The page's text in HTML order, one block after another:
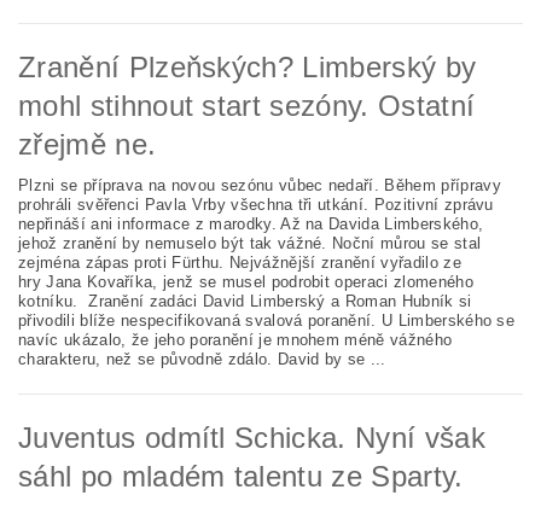
Zranění Plzeňských? Limberský by
mohl stihnout start sezóny. Ostatní
zřejmě ne.
Plzni se příprava na novou sezónu vůbec nedaří. Během přípravy
prohráli svěřenci Pavla Vrby všechna tři utkání. Pozitivní zprávu
nepřináší ani informace z marodky. Až na Davida Limberského,
jehož zranění by nemuselo být tak vážné. Noční můrou se stal
zejména zápas proti Fürthu. Nejvážnější zranění vyřadilo ze
hry Jana Kovaříka, jenž se musel podrobit operaci zlomeného
kotníku. Zranění zadáci David Limberský a Roman Hubník si
přivodili blíže nespecifikovaná svalová poranění. U Limberského se
navíc ukázalo, že jeho poranění je mnohem méně vážného
charakteru, než se původně zdálo. David by se ...
Juventus odmítl Schicka. Nyní však
sáhl po mladém talentu ze Sparty.